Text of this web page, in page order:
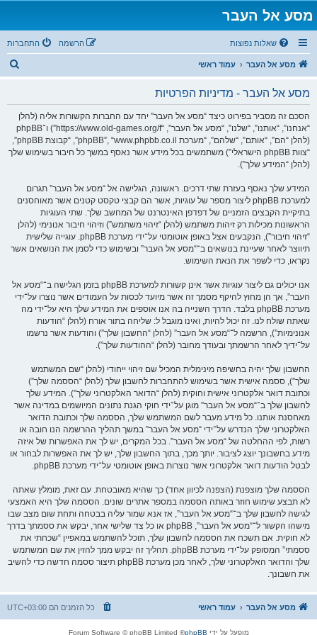
מסע אל העבר
שאלות נפוצות התחברות הרשמה
מסע אל העבר עמוד ראשי
מסע אל העבר - מדיניות הפרטיות
הסכם זה מסביר בפירוט כיצד “מסע אל העבר” יחד עם החברות הקשורות אליה (להלן
“אנחנו”, “אותנו”, “שלנו”, “מסע אל העבר”, “https://www.old-games.org/f”) ו־phpBB
(להלן “הם”, “אותם”, “שלהם”, “מערכת phpBB”, “www.phpbb.co.il”, “קבוצת phpBB”,
“צוות phpBB הישראלי”) משתמשים בכל מידע אשר נאסף במשך כל חיבור בשימוש שלך
(להלן “המידע שלך”).
המידע שלך נאסף בעזרת שתי דרכים. ראשונה, הגלישה אל “מסע אל העבר” תגרום
למערכת phpBB ליצור מספר של עוגיות, אשר הם קבצי טקסט קטנים אשר מאוחסנים
בתיקיית הקבצים הזמניים של דפדפן האינטרנט של המחשב שלך. שתי העוגיות
הראשונות מכילות רק זיהות משתמש (להלן “זיהוי משתמש”) וזיהוי חיבור אנונימי (להלן
“זיהוי חיבור”), הנקבעים אצל באופן אוטומטי על־ידי מערכת phpBB. עוגייה שלישית
תיווצר לאחר שעיינת בנושאים ב־“מסע אל העבר” ובשימוש כדי לסמן את הנושאים אשר
נקראו, כדי לשפר את הנאת השימוש.
אנו יכולים גם ליצור עוגיות אשר אינן קשורות למערכת phpBB בזמן הגלישה ב־“מסע אל
העבר”, אך הן מחוץ להיקף מסמך זה אשר מיועד לכסות על העמודים אשר נוצרו על־ידי
מערכת phpBB בלבד. הדרך השנייה בה אנו אוספים את המידע שלך היא על־ידי מה
שאתה שולח לנו. זה יכול להיות, ואינו מוגבל ל: שליחה בתור אורח (להלן “הודעות
אנונימיות”), הרשמה ל־“מסע אל העבר” (להלן “החשבון שלך”) והודעות אשר נרשמו
על־ידיך לאחר הרשמתך ובעודך מחובר (להלן “ההודעות שלך”).
החשבון שלך יהיה בחשיפה מינימלית המכיל שם זיהוי ייחודי (להלן “שם המשתמש
שלך”), ססמה אישית אשר בשימוש להתחברות לחשבון שלך (להלן “הססמה שלך”)
וכתובת דואר אלקטרוני אישית וחוקית (להלן “הדואר האלקטרוני שלך”). המידע שלך
לחשבון שלך ב־“מסע אל העבר” מוגן על־ידי חוקי הגנת נתונים המיושמים במדינה אשר
מאחסנת אותנו. כל מידע מעבר לשם המשתמש שלך, הססמה שלך וכתובת הדואר
האלקטרוני שלך הנדרש על־ידי “מסע אל העבר” במשך תהליך ההרשמה הנו חובה או
רשות, לפי ההחלטה של “מסע אל העבר”. בכל המקרים, יש לך את האפשרות של איזה
מידע בחשבונך יוצג לציבור. יותך מכך, בתוך החשבון שלך, יש לך את האפשרות לבחור או
לבטל הודעות דואר אלקטרוני אשר נוצרות באופן אוטומטי על־ידי מערכת phpBB.
הססמה שלך מוצפנת (הצפנה לכיוון אחד) כך שהיא מאובטחת. עם זאת, מומלץ שאתה
לא תבצע שימוש חוזר באותה הססמה במספר אתרים שונים. הססמה שלך היא האמצעי
לגישה לחשבון שלך ב־“מסע אל העבר”, אז אנא שמור עליה בבטחה ותחת שום מצב שבו
מישהו הקשור ל־“מסע אל העבר”, phpBB או כל צד שלישי אחר, יבקש את ססמתך בדרך
לא חוקית. אם תשכח את הססמה לחשבון שלך, תוכל להשתמש במאפיין “שכחתי את
ססמתי” המסופק על־ידי מערכת phpBB. תהליך זה יבקש ממך להזין את שם המשתמש
שלך והדואר האלקטרוני שלך, לאחר מכן מערכת phpBB תיצור ססמה חדשה כדי להשיב
את חשבונך.
מסע אל העבר עמוד ראשי כל הזמנים הם UTC+03:00
מופעל על ידי phpBB
® Forum Software © phpBB Limited